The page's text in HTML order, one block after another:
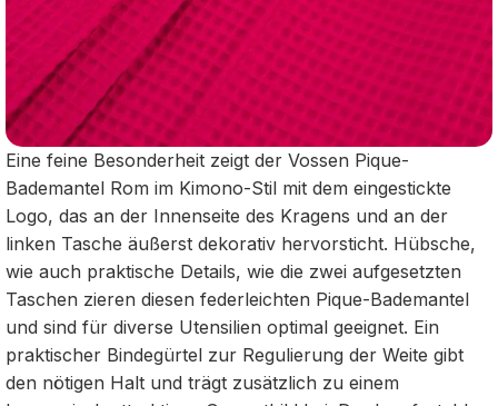
Eine feine Besonderheit zeigt der Vossen Pique-
Bademantel Rom im Kimono-Stil mit dem eingestickte
Logo, das an der Innenseite des Kragens und an der
linken Tasche äußerst dekorativ hervorsticht. Hübsche,
wie auch praktische Details, wie die zwei aufgesetzten
Taschen zieren diesen federleichten Pique-Bademantel
und sind für diverse Utensilien optimal geeignet. Ein
praktischer Bindegürtel zur Regulierung der Weite gibt
den nötigen Halt und trägt zusätzlich zu einem